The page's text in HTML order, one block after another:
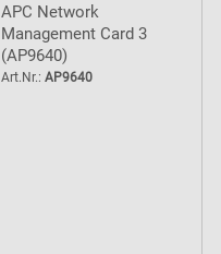
APC Network
Management Card 3
(AP9640)
Art.Nr.: AP9640